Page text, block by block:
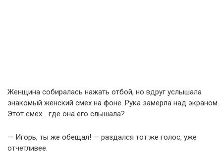
Женщина собиралась нажать отбой, но вдруг услышала
знакомый женский смех на фоне. Рука замерла над экраном.
Этот смех… где она его слышала?
— Игорь, ты же обещал! — раздался тот же голос, уже
отчетливее.